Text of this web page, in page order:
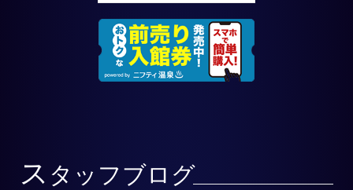
ス タッフブログ